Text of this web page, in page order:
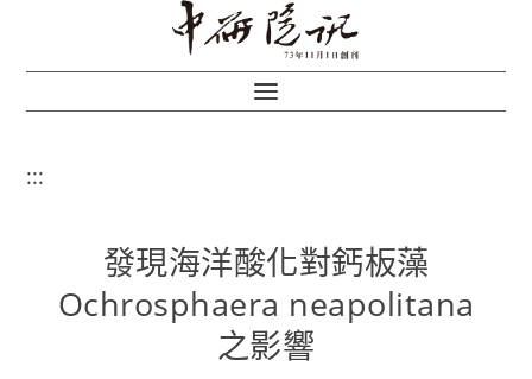
:::
發現海洋酸化對鈣板藻
Ochrosphaera neapolitana
之影響